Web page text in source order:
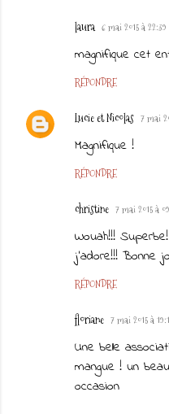
laura 6 mai 2015 à 22:39
magnifique cet
RÉPONDRE
Lucie et Nicolas 7 mai
Magnifique !
RÉPONDRE
christine 7 mai 2015 à
Wouah!!!
j'adore!!! Bonne
RÉPONDRE
floriane 7 mai 2015 à
Une belle
mangue ! un
occasion